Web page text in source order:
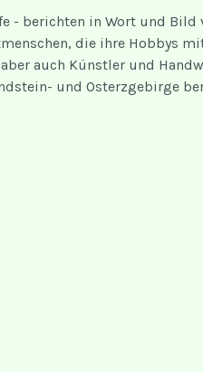
- berichten in Wort und Bild
die ihre Hobbys
auch Künstler und
und Osterzgebirge